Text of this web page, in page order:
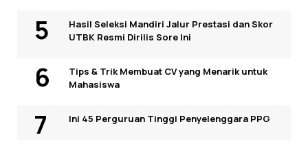
Hasil Seleksi Mandiri Jalur Prestasi dan Skor
UTBK Resmi Dirilis Sore Ini
Tips & Trik Membuat CV yang Menarik untuk
Mahasiswa
Ini 45 Perguruan Tinggi Penyelenggara PPG